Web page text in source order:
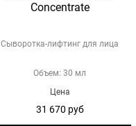
Concentrate
Cыворотка-лифтинг для лица
Объем: 30 мл
Цена
31 670 руб